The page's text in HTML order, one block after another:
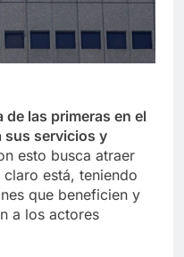
de las primeras en el
sus servicios y
esto busca atraer
está, teniendo
que beneficien y
a los actores